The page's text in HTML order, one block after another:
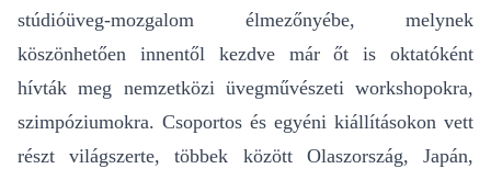
stúdióüveg-mozgalom élmezőnyébe, melynek
köszönhetően innentől kezdve már őt is oktatóként
hívták meg nemzetközi üvegművészeti workshopokra,
szimpóziumokra. Csoportos és egyéni kiállításokon vett
részt világszerte, többek között Olaszország, Japán,